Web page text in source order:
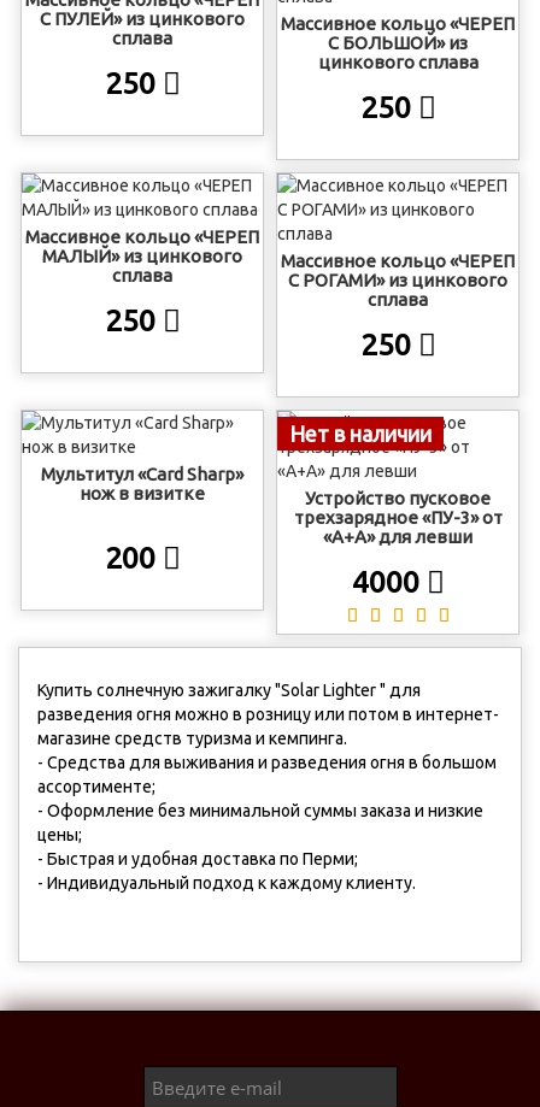
С ПУЛЕЙ» из цинкового
сплава
250
Массивное кольцо «ЧЕРЕП
С БОЛЬШОЙ» из
цинкового сплава
250
Массивное кольцо «ЧЕРЕП
МАЛЫЙ» из цинкового
сплава
250
Массивное кольцо «ЧЕРЕП
С РОГАМИ» из цинкового
сплава
250
Мультитул «Card Sharp»
нож в визитке
200
Нет в наличии
Устройство пусковое
трехзарядное «ПУ-3» от
«А+А» для левши
4000
Купить солнечную зажигалку "Solar Lighter " для
разведения огня можно в розницу или потом в интернет-
магазине средств туризма и кемпинга.
- Средства для выживания и разведения огня в большом
ассортименте;
- Оформление без минимальной суммы заказа и низкие
цены;
- Быстрая и удобная доставка по Перми;
- Индивидуальный подход к каждому клиенту.